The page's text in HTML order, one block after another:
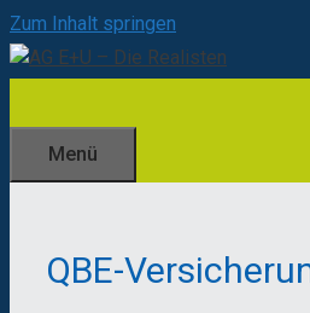
Zum Inhalt springen
Menü
QBE-